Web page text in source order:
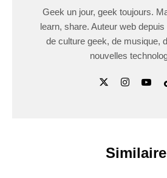
Geek un jour, geek toujours.
learn, share. Auteur web
de culture geek, de musique,
nouvelles
Similaire